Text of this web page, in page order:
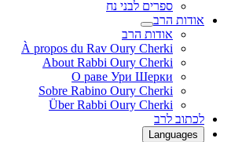
ספרים לבני נח
אודות הרב
אודות הרב
À propos du Rav Oury Cherki
About Rabbi Oury Cherki
О раве Ури Шерки
Sobre Rabino Oury Cherki
Über Rabbi Oury Cherki
לכתוב לרב
Languages